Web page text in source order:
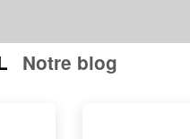
Notre blog